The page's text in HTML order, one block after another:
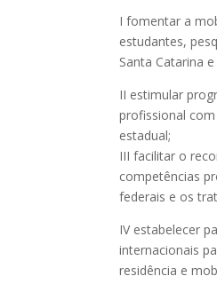
I fomentar a
estudantes,
Santa Catarina
II estimular
profissional
estadual;
III facilitar o
competências
federais e os
IV estabelecer
internacionais
residência e